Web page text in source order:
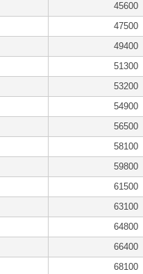
45600
47500
49400
51300
53200
54900
56500
58100
59800
61500
63100
64800
66400
68100